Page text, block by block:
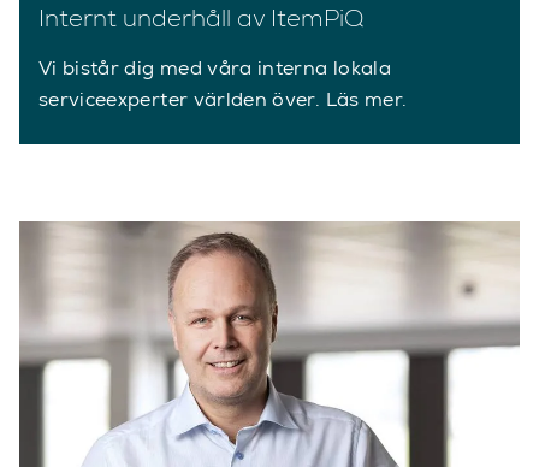
Internt underhåll av ItemPiQ
Vi bistår dig med våra interna lokala
serviceexperter världen över. Läs mer.